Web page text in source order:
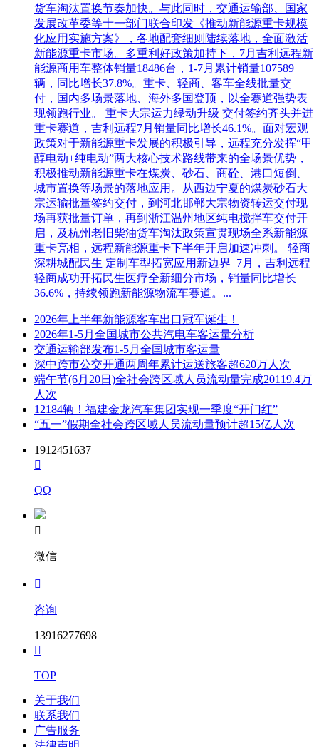
货车淘汰置换节奏加快。与此同时，交通运输部、国家
发展改革委等十一部门联合印发《推动新能源重卡规模
化应用实施方案》，各地配套细则陆续落地，全面激活
新能源重卡市场。多重利好政策加持下，7月吉利远程新
能源商用车整体销量18486台，1-7月累计销量107589
辆，同比增长37.8%。重卡、轻商、客车全线批量交
付，国内多场景落地、海外多国登顶，以全赛道强势表
现领跑行业。 重卡大宗运力绿动升级 交付签约齐头并进
重卡赛道，吉利远程7月销量同比增长46.1%。面对宏观
政策对于新能源重卡发展的积极引导，远程充分发挥“甲
醇电动+纯电动”两大核心技术路线带来的全场景优势，
积极推动新能源重卡在煤炭、砂石、商砼、港口短倒、
城市置换等场景的落地应用。从西边宁夏的煤炭砂石大
宗运输批量签约交付，到河北邯郸大宗物资转运交付现
场再获批量订单，再到浙江温州地区纯电搅拌车交付开
启，及杭州老旧柴油货车淘汰政策宣贯现场全系新能源
重卡亮相，远程新能源重卡下半年开启加速冲刺。 轻商
深耕城配民生 定制车型拓宽应用新边界 7月，吉利远程
轻商成功开拓民生医疗全新细分市场，销量同比增长
36.6%，持续领跑新能源物流车赛道。...
2026年上半年新能源客车出口冠军诞生！
2026年1-5月全国城市公共汽电车客运量分析
交通运输部发布1-5月全国城市客运量
深中跨市公交开通两周年累计运送旅客超620万人次
端午节(6月20日)全社会跨区域人员流动量完成20119.4万
人次
12184辆！福建金龙汽车集团实现一季度“开门红”
“五一”假期全社会跨区域人员流动量预计超15亿人次
1912451637

QQ

微信

咨询
13916277698

TOP
关于我们
联系我们
广告服务